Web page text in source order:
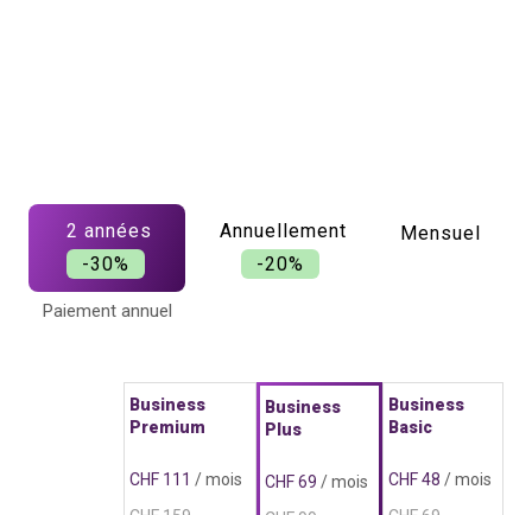
2 années
-30%
Paiement annuel
Annuellement
-20%
Mensuel
Business
Premium
CHF 111 / mois
Business
Plus
CHF 69 / mois
Business
Basic
CHF 48/ mois